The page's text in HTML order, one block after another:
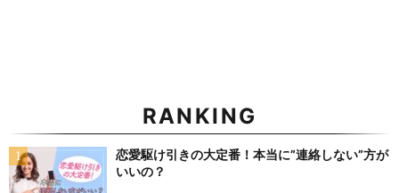
RANKING
恋愛駆け引きの大定番！本当に”連絡しない”方が
いいの？